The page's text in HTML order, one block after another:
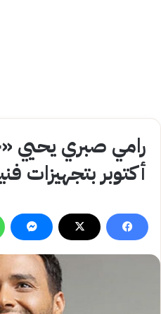
أكتوبر بتجهيزات